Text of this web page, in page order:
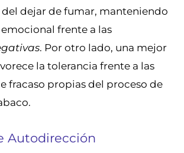
del dejar de fumar, manteniendo
frente a las
. Por otro lado, una mejor
la tolerancia frente a las
fracaso propias del proceso de
Autodirección